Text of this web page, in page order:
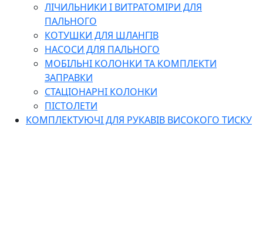
ЛІЧИЛЬНИКИ І ВИТРАТОМІРИ ДЛЯ
ПАЛЬНОГО
КОТУШКИ ДЛЯ ШЛАНГІВ
НАСОСИ ДЛЯ ПАЛЬНОГО
МОБІЛЬНІ КОЛОНКИ ТА КОМПЛЕКТИ
ЗАПРАВКИ
СТАЦІОНАРНІ КОЛОНКИ
ПІСТОЛЕТИ
КОМПЛЕКТУЮЧІ ДЛЯ РУКАВІВ ВИСОКОГО ТИСКУ